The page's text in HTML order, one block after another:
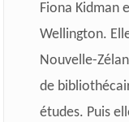
Fiona Kidman
Wellington.
Nouvelle-
de
études. Puis